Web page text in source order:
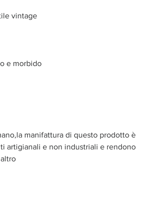
vintage
e morbido
manifattura di questo prodotto è
artigianali e non industriali e rendono